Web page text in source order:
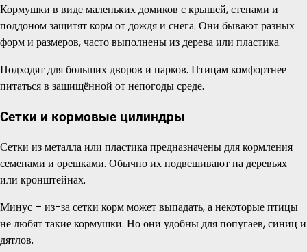
Кормушки в виде маленьких домиков с крышей, стенами и
поддоном защитят корм от дождя и снега. Они бывают разных
форм и размеров, часто выполнены из дерева или пластика.
Подходят для больших дворов и парков. Птицам комфортнее
питаться в защищённой от непогоды среде.
Сетки и кормовые цилиндры
Сетки из металла или пластика предназначены для кормления
семенами и орешками. Обычно их подвешивают на деревьях
или кронштейнах.
Минус – из-за сетки корм может выпадать, а некоторые птицы
не любят такие кормушки. Но они удобны для попугаев, синиц и
дятлов.